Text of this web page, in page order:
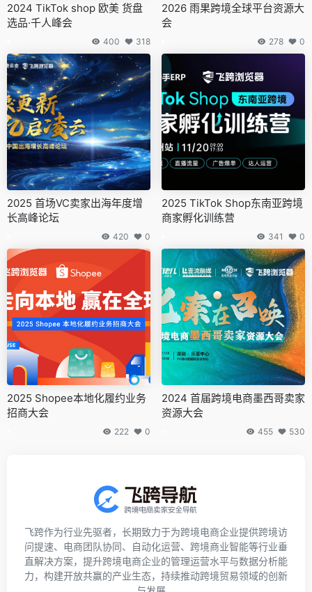
2024 TikTok shop 欧美 货盘
选品·千人峰会
400 318
2026 雨果跨境全球平台资源大
会
278 0
2025 首场VC卖家出海年度增
长高峰论坛
420 0
2025 TikTok Shop东南亚跨境
商家孵化训练营
341 0
2025 Shopee本地化履约业务
招商大会
222 0
2024 首届跨境电商墨西哥卖家
资源大会
455 530
飞跨作为行业先驱者，长期致力于为跨境电商企业提供跨境访
问提速、电商团队协同、自动化运营、跨境商业智能等行业垂
直解决方案，提升跨境电商企业的管理运营水平与数据分析能
力，构建开放共赢的产业生态，持续推动跨境贸易领域的创新